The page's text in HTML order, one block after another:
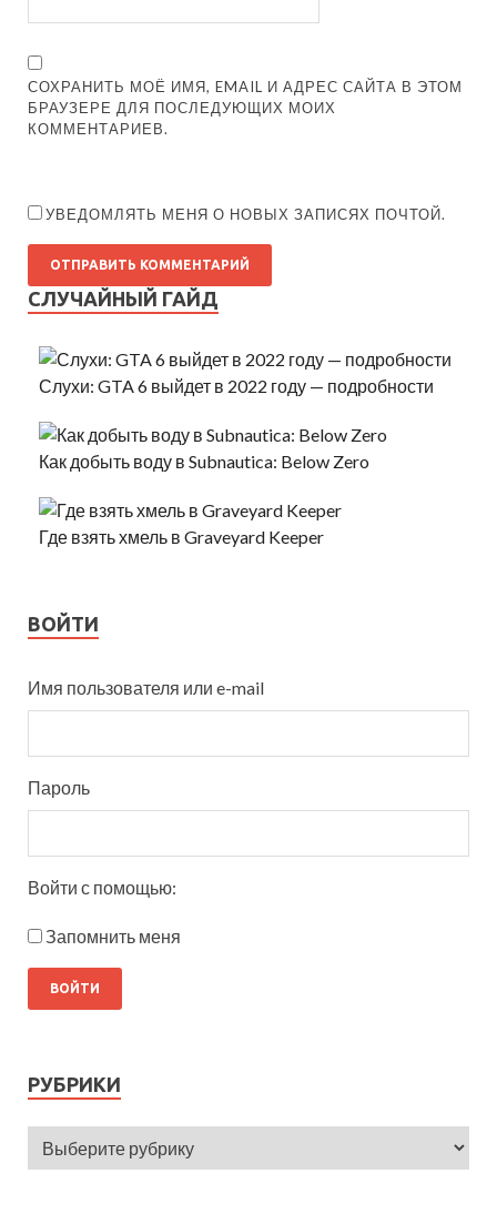
СОХРАНИТЬ МОЁ ИМЯ, EMAIL И АДРЕС САЙТА В ЭТОМ
БРАУЗЕРЕ ДЛЯ ПОСЛЕДУЮЩИХ МОИХ
КОММЕНТАРИЕВ.
УВЕДОМЛЯТЬ МЕНЯ О НОВЫХ ЗАПИСЯХ ПОЧТОЙ.
СЛУЧАЙНЫЙ ГАЙД
Слухи: GTA 6 выйдет в 2022 году — подробности
Как добыть воду в Subnautica: Below Zero
Где взять хмель в Graveyard Keeper
ВОЙТИ
Имя пользователя или e-mail
Пароль
Войти с помощью:
Запомнить меня
РУБРИКИ